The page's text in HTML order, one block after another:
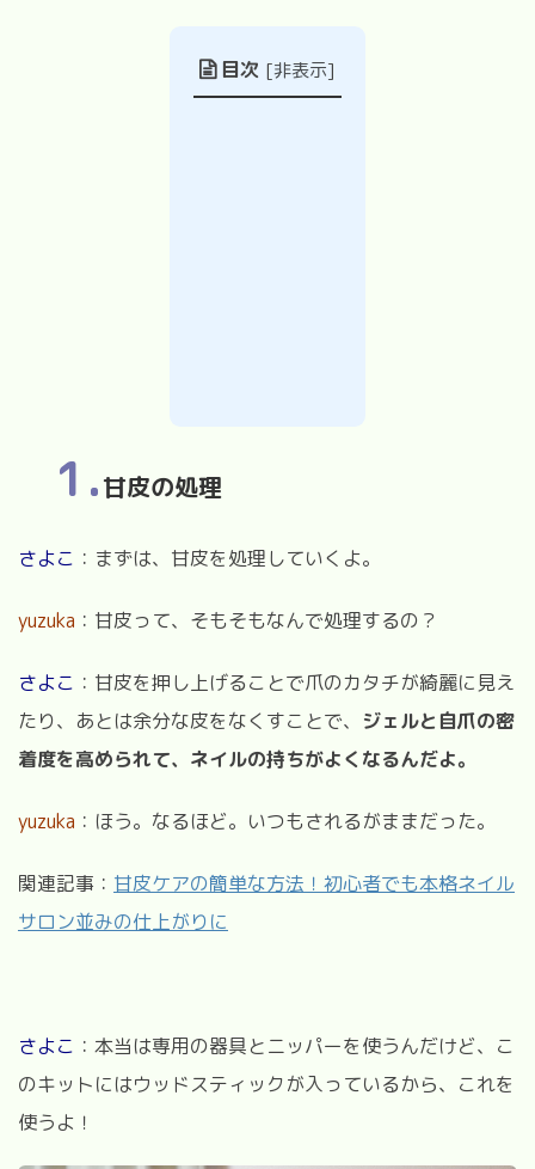
目次 [非表示]
1.甘皮の処理
さよこ ：まずは、甘皮を処理していくよ。
yuzuka ：甘皮って、そもそもなんで処理するの？
さよこ ：甘皮を押し上げることで爪のカタチが綺麗に見え
たり、あとは余分な皮をなくすことで、 ジェルと自爪の密
着度を高められて、ネイルの持ちがよくなるんだよ。
yuzuka ：ほう。なるほど。いつもされるがままだった。
関連記事： 甘皮ケアの簡単な方法！初心者でも本格ネイル
サロン並みの仕上がりに
さよこ ：本当は専用の器具とニッパーを使うんだけど、こ
のキットにはウッドスティックが入っているから、これを
使うよ！